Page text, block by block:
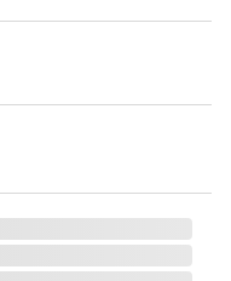
発送する際にも、必ず
願います。